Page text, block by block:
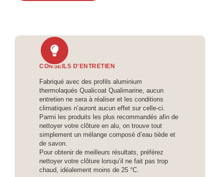
CONSEILS D'ENTRETIEN
Fabriqué avec des profils aluminium
thermolaqués Qualicoat Qualimarine, aucun
entretien ne sera à réaliser et les conditions
climatiques n’auront aucun effet sur celle-ci.
Parmi les produits les plus recommandés afin de
nettoyer votre clôture en alu, on trouve tout
simplement un mélange composé d’eau tiède et
de savon.
Pour obtenir de meilleurs résultats, préférez
nettoyer votre clôture lorsqu’il ne fait pas trop
chaud, idéalement moins de 25 °C.